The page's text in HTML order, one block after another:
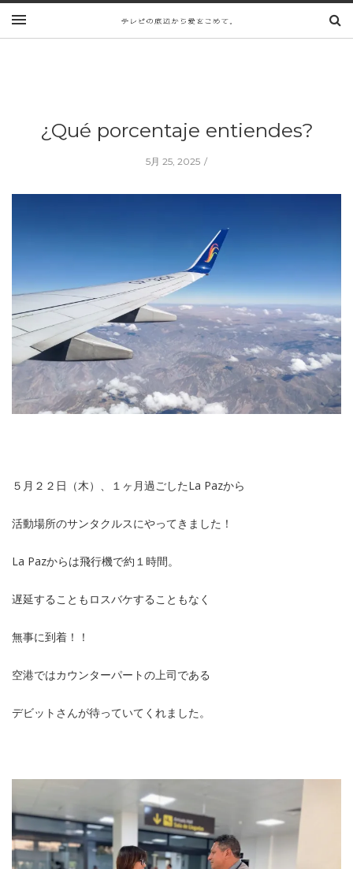
¿Qué porcentaje entiendes?
5月 25, 2025
５月２２日（木）、１ヶ月過ごしたLa Pazから
活動場所のサンタクルスにやってきました！
La Pazからは飛行機で約１時間。
遅延することもロスバケすることもなく
無事に到着！！
空港ではカウンターパートの上司である
デビットさんが待っていてくれました。